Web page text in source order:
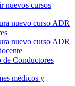
nuevos cursos
nuevo curso ADR
nuevo curso ADR
de Conductores
médicos y